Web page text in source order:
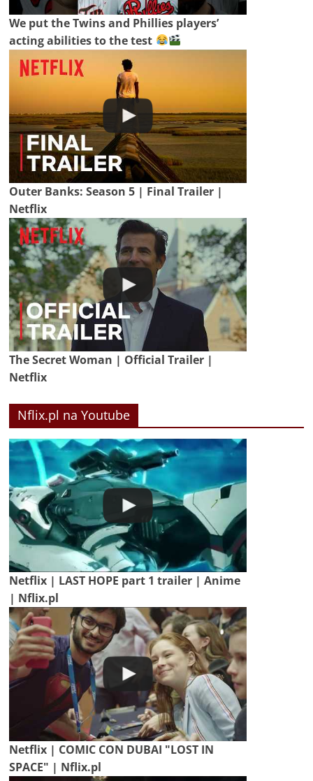
We put the Twins and Phillies players’
acting abilities to the test
Outer Banks: Season 5 | Final Trailer |
Netflix
The Secret Woman | Official Trailer |
Netflix
Nflix.pl na Youtube
Netflix | LAST HOPE part 1 trailer | Anime
| Nflix.pl
Netflix | COMIC CON DUBAI "LOST IN
SPACE" | Nflix.pl